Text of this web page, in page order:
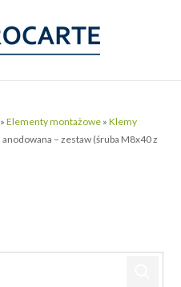
»Elementy montażowe »Klemy
– zestaw (śruba M8x40 z